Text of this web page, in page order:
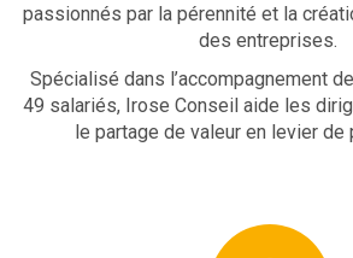
passionnés par la pérennité et la
des entreprises.
Spécialisé dans l’accompagnement
49 salariés, Irose Conseil aide les
le partage de valeur en levier de